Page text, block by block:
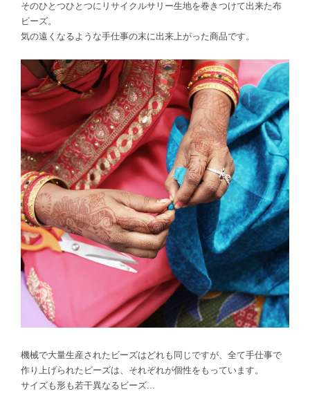
そのひとつひとつにリサイクルサリー生地を巻きつけて出来た布
ビーズ。
気の遠くなるような手仕事の末に出来上がった商品です。
機械で大量生産されたビーズはどれも同じですが、全て手仕事で
作り上げられたビーズは、それぞれが個性をもっています。
サイズも形も若干異なるビーズ...